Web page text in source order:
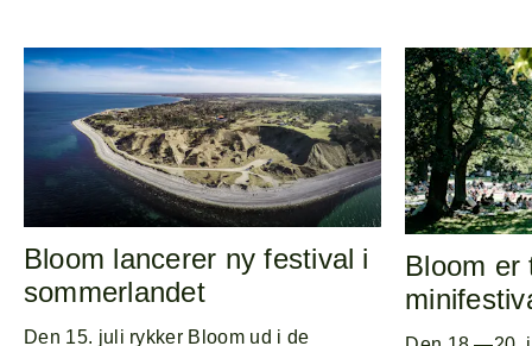
Bloom lancerer ny festival i
sommerlandet
Den 15. juli rykker Bloom ud i de
Bloom er